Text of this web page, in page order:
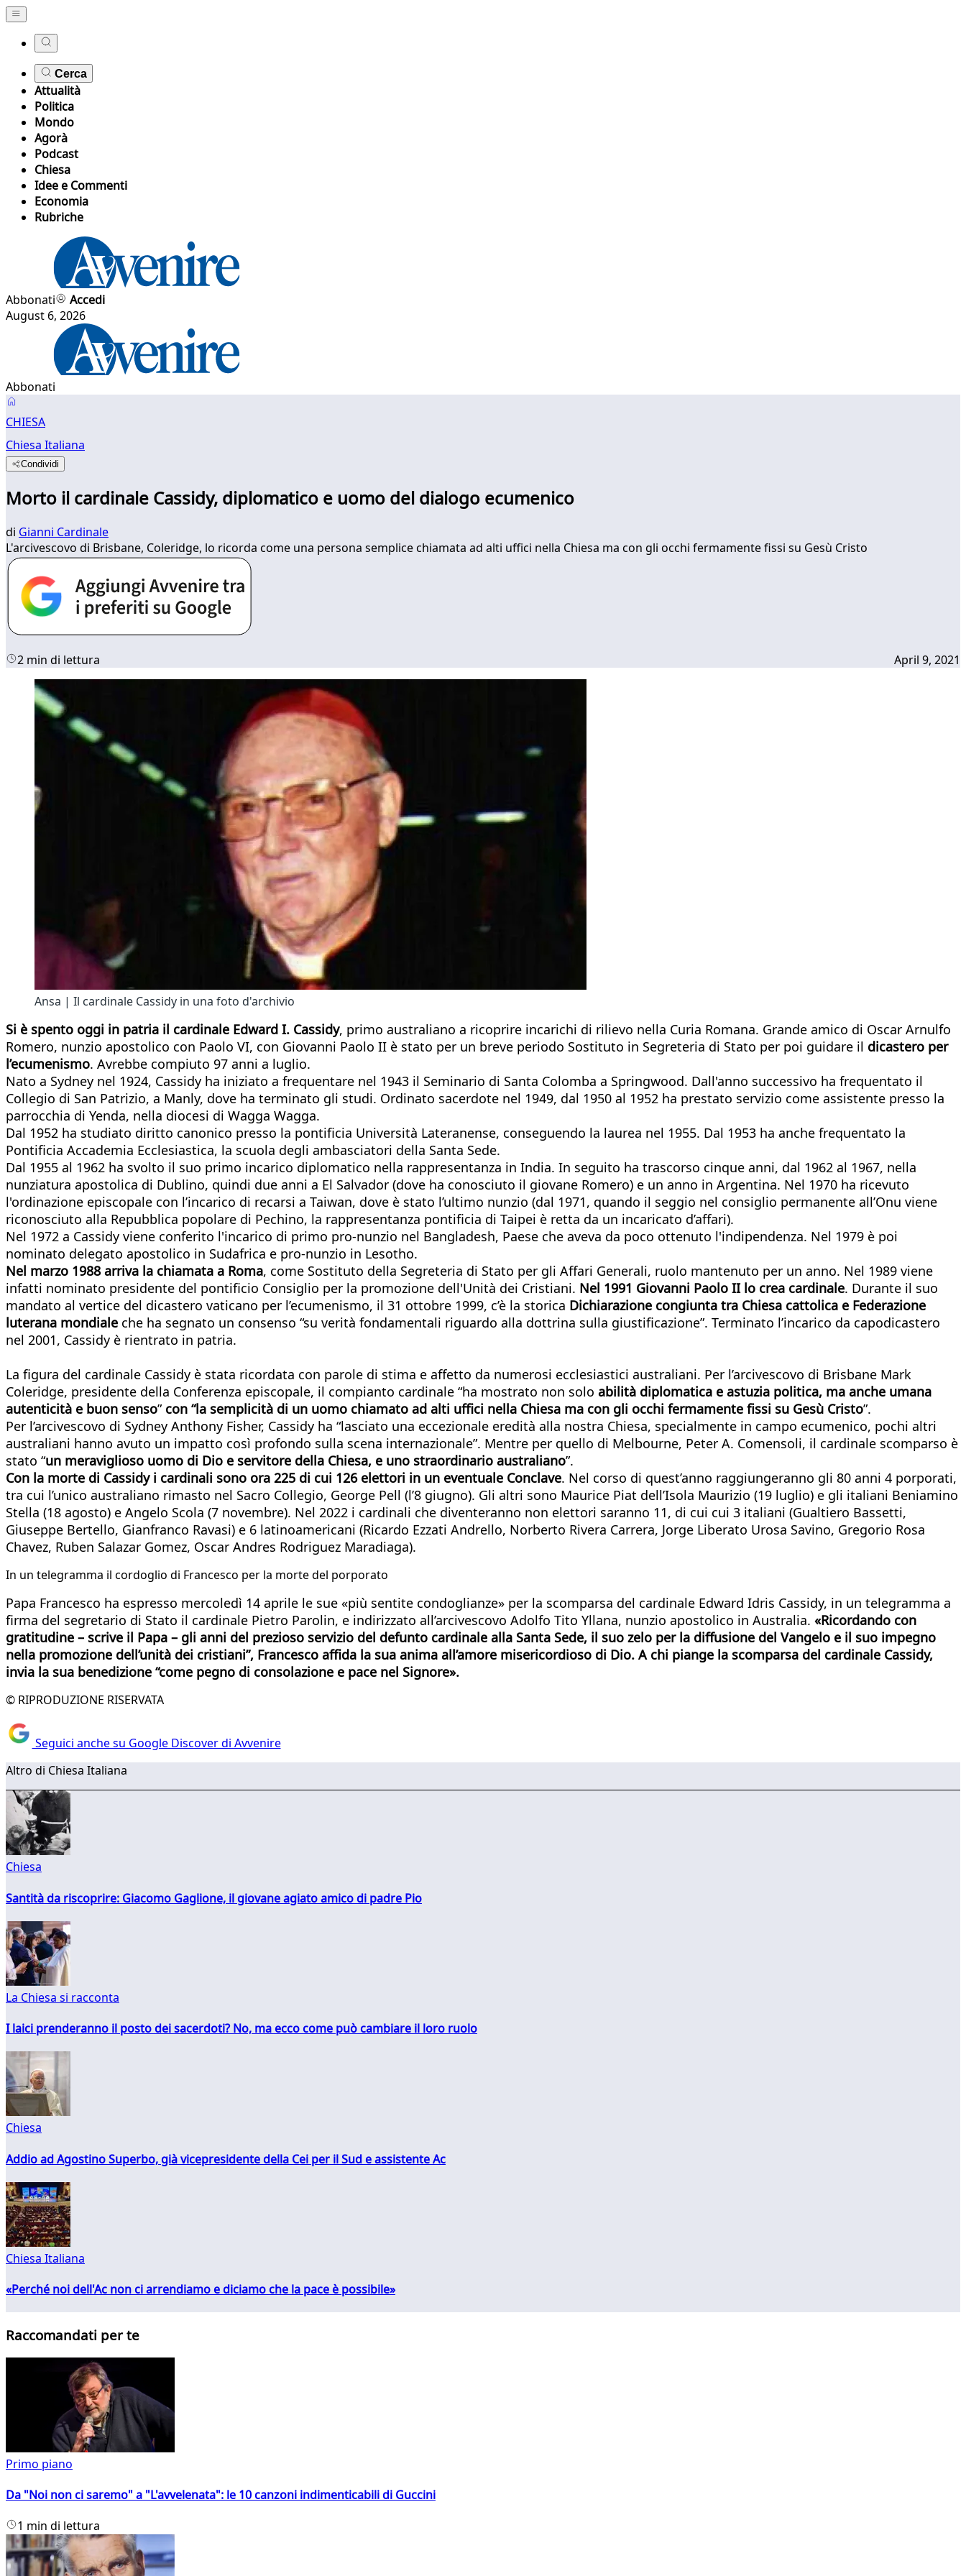
Cerca
Attualità
Politica
Mondo
Agorà
Podcast
Chiesa
Idee e Commenti
Economia
Rubriche
Abbonati
Accedi
August 6, 2026
Abbonati
CHIESA
Chiesa Italiana
Condividi
Morto il cardinale Cassidy, diplomatico e uomo del dialogo ecumenico
di Gianni Cardinale
L'arcivescovo di Brisbane, Coleridge, lo ricorda come una persona semplice chiamata ad alti uffici nella Chiesa ma con gli occhi fermamente fissi su Gesù Cristo
2 min di lettura April 9, 2021
Ansa | Il cardinale Cassidy in una foto d'archivio
Si è spento oggi in patria il cardinale Edward I. Cassidy, primo australiano a ricoprire incarichi di rilievo nella Curia Romana. Grande amico di Oscar Arnulfo
Romero, nunzio apostolico con Paolo VI, con Giovanni Paolo II è stato per un breve periodo Sostituto in Segreteria di Stato per poi guidare il dicastero per
l’ecumenismo. Avrebbe compiuto 97 anni a luglio.
Nato a Sydney nel 1924, Cassidy ha iniziato a frequentare nel 1943 il Seminario di Santa Colomba a Springwood. Dall'anno successivo ha frequentato il
Collegio di San Patrizio, a Manly, dove ha terminato gli studi. Ordinato sacerdote nel 1949, dal 1950 al 1952 ha prestato servizio come assistente presso la
parrocchia di Yenda, nella diocesi di Wagga Wagga.
Dal 1952 ha studiato diritto canonico presso la pontificia Università Lateranense, conseguendo la laurea nel 1955. Dal 1953 ha anche frequentato la
Pontificia Accademia Ecclesiastica, la scuola degli ambasciatori della Santa Sede.
Dal 1955 al 1962 ha svolto il suo primo incarico diplomatico nella rappresentanza in India. In seguito ha trascorso cinque anni, dal 1962 al 1967, nella
nunziatura apostolica di Dublino, quindi due anni a El Salvador (dove ha conosciuto il giovane Romero) e un anno in Argentina. Nel 1970 ha ricevuto
l'ordinazione episcopale con l’incarico di recarsi a Taiwan, dove è stato l’ultimo nunzio (dal 1971, quando il seggio nel consiglio permanente all’Onu viene
riconosciuto alla Repubblica popolare di Pechino, la rappresentanza pontificia di Taipei è retta da un incaricato d’affari).
Nel 1972 a Cassidy viene conferito l'incarico di primo pro-nunzio nel Bangladesh, Paese che aveva da poco ottenuto l'indipendenza. Nel 1979 è poi
nominato delegato apostolico in Sudafrica e pro-nunzio in Lesotho.
Nel marzo 1988 arriva la chiamata a Roma, come Sostituto della Segreteria di Stato per gli Affari Generali, ruolo mantenuto per un anno. Nel 1989 viene
infatti nominato presidente del pontificio Consiglio per la promozione dell'Unità dei Cristiani. Nel 1991 Giovanni Paolo II lo crea cardinale. Durante il suo
mandato al vertice del dicastero vaticano per l’ecumenismo, il 31 ottobre 1999, c’è la storica Dichiarazione congiunta tra Chiesa cattolica e Federazione
luterana mondiale che ha segnato un consenso “su verità fondamentali riguardo alla dottrina sulla giustificazione”. Terminato l’incarico da capodicastero
nel 2001, Cassidy è rientrato in patria.
La figura del cardinale Cassidy è stata ricordata con parole di stima e affetto da numerosi ecclesiastici australiani. Per l’arcivescovo di Brisbane Mark
Coleridge, presidente della Conferenza episcopale, il compianto cardinale “ha mostrato non solo abilità diplomatica e astuzia politica, ma anche umana
autenticità e buon senso” con “la semplicità di un uomo chiamato ad alti uffici nella Chiesa ma con gli occhi fermamente fissi su Gesù Cristo”.
Per l’arcivescovo di Sydney Anthony Fisher, Cassidy ha “lasciato una eccezionale eredità alla nostra Chiesa, specialmente in campo ecumenico, pochi altri
australiani hanno avuto un impatto così profondo sulla scena internazionale”. Mentre per quello di Melbourne, Peter A. Comensoli, il cardinale scomparso è
stato “un meraviglioso uomo di Dio e servitore della Chiesa, e uno straordinario australiano”.
Con la morte di Cassidy i cardinali sono ora 225 di cui 126 elettori in un eventuale Conclave. Nel corso di quest’anno raggiungeranno gli 80 anni 4 porporati,
tra cui l’unico australiano rimasto nel Sacro Collegio, George Pell (l’8 giugno). Gli altri sono Maurice Piat dell’Isola Maurizio (19 luglio) e gli italiani Beniamino
Stella (18 agosto) e Angelo Scola (7 novembre). Nel 2022 i cardinali che diventeranno non elettori saranno 11, di cui cui 3 italiani (Gualtiero Bassetti,
Giuseppe Bertello, Gianfranco Ravasi) e 6 latinoamericani (Ricardo Ezzati Andrello, Norberto Rivera Carrera, Jorge Liberato Urosa Savino, Gregorio Rosa
Chavez, Ruben Salazar Gomez, Oscar Andres Rodriguez Maradiaga).
In un telegramma il cordoglio di Francesco per la morte del porporato
Papa Francesco ha espresso mercoledì 14 aprile le sue «più sentite condoglianze» per la scomparsa del cardinale Edward Idris Cassidy, in un telegramma a
firma del segretario di Stato il cardinale Pietro Parolin, e indirizzato all’arcivescovo Adolfo Tito Yllana, nunzio apostolico in Australia. «Ricordando con
gratitudine – scrive il Papa – gli anni del prezioso servizio del defunto cardinale alla Santa Sede, il suo zelo per la diffusione del Vangelo e il suo impegno
nella promozione dell’unità dei cristiani”, Francesco affida la sua anima all’amore misericordioso di Dio. A chi piange la scomparsa del cardinale Cassidy,
invia la sua benedizione “come pegno di consolazione e pace nel Signore».
© RIPRODUZIONE RISERVATA
Seguici anche su Google Discover di Avvenire
Altro di Chiesa Italiana
Chiesa
Santità da riscoprire: Giacomo Gaglione, il giovane agiato amico di padre Pio
La Chiesa si racconta
I laici prenderanno il posto dei sacerdoti? No, ma ecco come può cambiare il loro ruolo
Chiesa
Addio ad Agostino Superbo, già vicepresidente della Cei per il Sud e assistente Ac
Chiesa Italiana
«Perché noi dell'Ac non ci arrendiamo e diciamo che la pace è possibile»
Raccomandati per te
Primo piano
Da "Noi non ci saremo" a "L'avvelenata": le 10 canzoni indimenticabili di Guccini
1 min di lettura